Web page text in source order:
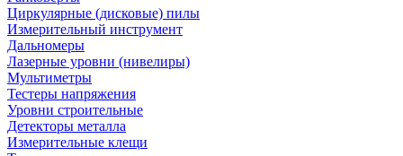
Циркулярные (дисковые) пилы
Измерительный инструмент
Дальномеры
Лазерные уровни (нивелиры)
Мультиметры
Тестеры напряжения
Уровни строительные
Детекторы металла
Измерительные клещи